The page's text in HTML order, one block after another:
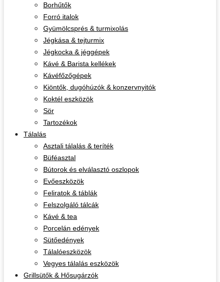
Borhűtők
Forró italok
Gyümölcsprés & turmixolás
Jégkása & tejturmix
Jégkocka & jéggépek
Kávé & Barista kellékek
Kávéfőzőgépek
Kiöntők, dugóhúzók & konzervnyitók
Koktél eszközök
Sör
Tartozékok
Tálalás
Asztali tálalás & teríték
Büféasztal
Bútorok és elválasztó oszlopok
Evőeszközök
Feliratok & táblák
Felszolgáló tálcák
Kávé & tea
Porcelán edények
Sütőedények
Tálalóeszközök
Vegyes tálalás eszközök
Grillsütők & Hősugárzók